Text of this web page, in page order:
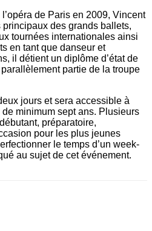
de Paris en 2009, Vincent
des grands ballets,
tournées internationales ainsi
en tant que danseur et
il détient un diplôme d’état de
partie de la troupe
jours et sera accessible à
minimum sept ans. Plusieurs
préparatoire,
pour les plus jeunes
le temps d’un week-
au sujet de cet événement.